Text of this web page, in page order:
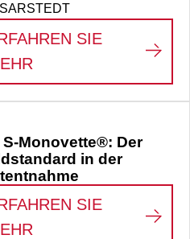
SIE
S-Monovette®: Der
in der
SIE
DIE S-